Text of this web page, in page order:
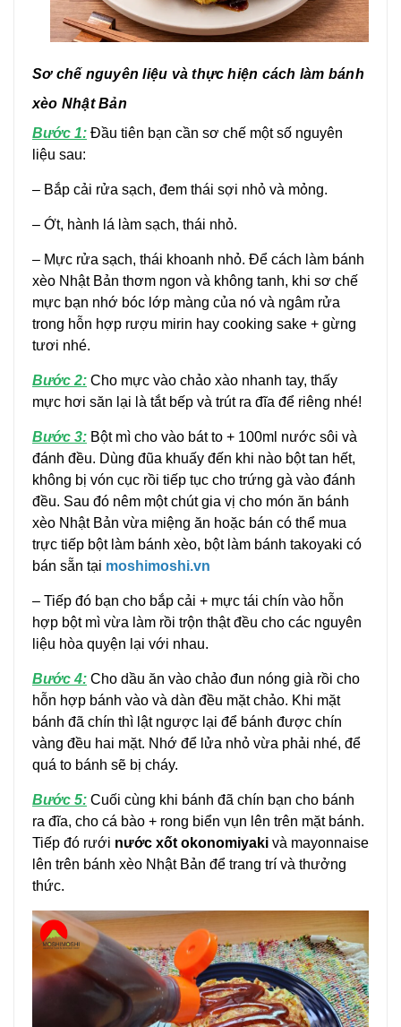
Sơ chế nguyên liệu và thực hiện cách làm bánh
xèo Nhật Bản
Bước 1: Đầu tiên bạn cần sơ chế một số nguyên
liệu sau:
– Bắp cải rửa sạch, đem thái sợi nhỏ và mỏng.
– Ớt, hành lá làm sạch, thái nhỏ.
– Mực rửa sạch, thái khoanh nhỏ. Để cách làm bánh
xèo Nhật Bản thơm ngon và không tanh, khi sơ chế
mực bạn nhớ bóc lớp màng của nó và ngâm rửa
trong hỗn hợp rượu mirin hay cooking sake + gừng
tươi nhé.
Bước 2: Cho mực vào chảo xào nhanh tay, thấy
mực hơi săn lại là tắt bếp và trút ra đĩa để riêng nhé!
Bước 3: Bột mì cho vào bát to + 100ml nước sôi và
đánh đều. Dùng đũa khuấy đến khi nào bột tan hết,
không bị vón cục rồi tiếp tục cho trứng gà vào đánh
đều. Sau đó nêm một chút gia vị cho món ăn bánh
xèo Nhật Bản vừa miệng ăn hoặc bán có thể mua
trực tiếp bột làm bánh xèo, bột làm bánh takoyaki có
bán sẵn tại moshimoshi.vn
– Tiếp đó bạn cho bắp cải + mực tái chín vào hỗn
hợp bột mì vừa làm rồi trộn thật đều cho các nguyên
liệu hòa quyện lại với nhau.
Bước 4: Cho dầu ăn vào chảo đun nóng già rồi cho
hỗn hợp bánh vào và dàn đều mặt chảo. Khi mặt
bánh đã chín thì lật ngược lại để bánh được chín
vàng đều hai mặt. Nhớ để lửa nhỏ vừa phải nhé, để
quá to bánh sẽ bị cháy.
Bước 5: Cuối cùng khi bánh đã chín bạn cho bánh
ra đĩa, cho cá bào + rong biển vụn lên trên mặt bánh.
Tiếp đó rưới nước xốt okonomiyaki và mayonnaise
lên trên bánh xèo Nhật Bản để trang trí và thưởng
thức.